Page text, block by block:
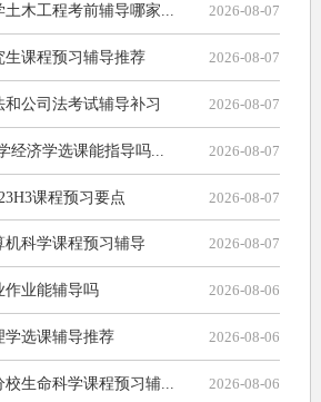
木工程考前辅导哪家... 2026-08-07
生课程预习辅导推荐 2026-08-07
公司法考试辅导补习 2026-08-07
经济学选课能指导吗... 2026-08-07
课程预习要点 2026-08-07
科学课程预习辅导 2026-08-07
作业能辅导吗 2026-08-06
学选课辅导推荐 2026-08-06
生命科学课程预习辅... 2026-08-06